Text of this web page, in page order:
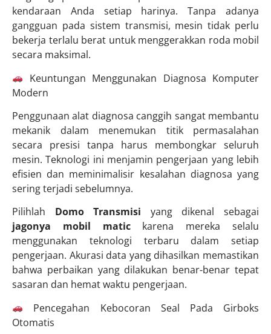
kendaraan Anda setiap harinya. Tanpa adanya
gangguan pada sistem transmisi, mesin tidak perlu
bekerja terlalu berat untuk menggerakkan roda mobil
secara maksimal.
Keuntungan Menggunakan Diagnosa Komputer
Modern
Penggunaan alat diagnosa canggih sangat membantu
mekanik dalam menemukan titik permasalahan
secara presisi tanpa harus membongkar seluruh
mesin. Teknologi ini menjamin pengerjaan yang lebih
efisien dan meminimalisir kesalahan diagnosa yang
sering terjadi sebelumnya.
Pilihlah Domo Transmisi yang dikenal sebagai
jagonya mobil matickarena mereka selalu
menggunakan teknologi terbaru dalam setiap
pengerjaan. Akurasi data yang dihasilkan memastikan
bahwa perbaikan yang dilakukan benar-benar tepat
sasaran dan hemat waktu pengerjaan.
Pencegahan Kebocoran Seal Pada Girboks
Otomatis